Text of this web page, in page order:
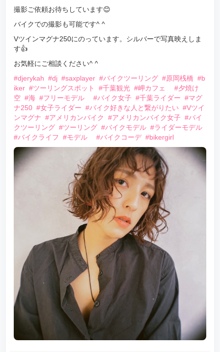
撮影ご依頼お待ちしています😊
バイクでの撮影も可能です^ ^
Vツインマグナ250にのっています。シルバーで写真映えしま
す👍
お気軽にご相談ください^ ^
#djerykah #dj #saxplayer #バイクツーリング #原岡桟橋 #b
iker #ツーリングスポット #千葉観光 #岬カフェ
#夕焼け
空 #海 #フリーモデル #バイク女子 #千葉ライダー #マグ
ナ250 #女子ライダー #バイク好きな人と繋がりたい #Vツイ
ンマグナ #アメリカンバイク #アメリカンバイク女子 #バイ
クツーリング #ツーリング #バイクモデル #ライダーモデル
#バイクライフ
#モデル #バイクコーデ #bikergirl